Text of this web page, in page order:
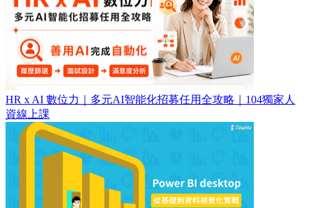
HR x AI 數位力｜多元AI智能化招募任用全攻略｜104獨家人
資線上課